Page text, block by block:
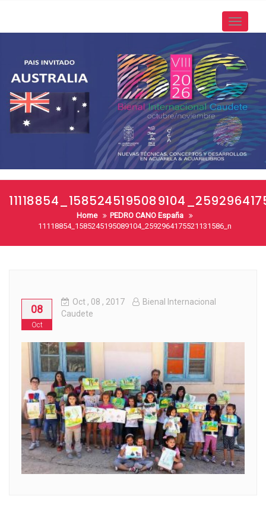
Toggle
Home
PEDRO CANO España
11118854_1585245195089104_2592964175521131586_n
08
Oct
Oct , 08 , 2017
Bienal Internacional
Caudete